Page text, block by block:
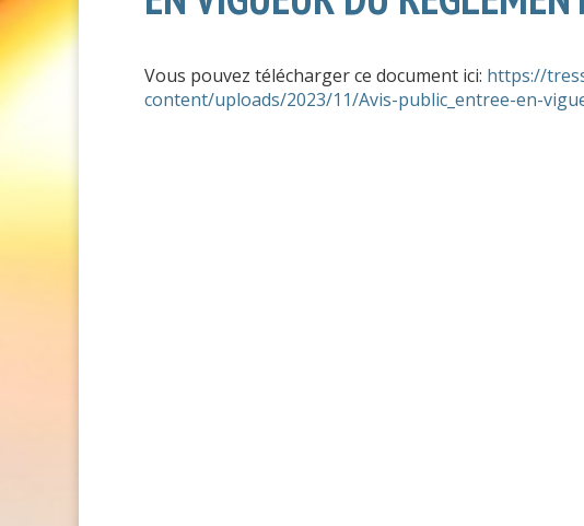
Vous pouvez télécharger ce document ici: https://
content/uploads/2023/11/Avis-public_entree-en-